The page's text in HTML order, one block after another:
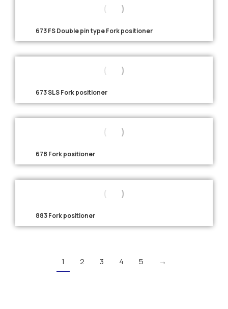
673 FS Double pin type Fork positioner
673 SLS Fork positioner
678 Fork positioner
883 Fork positioner
1 2 3 4 5 →